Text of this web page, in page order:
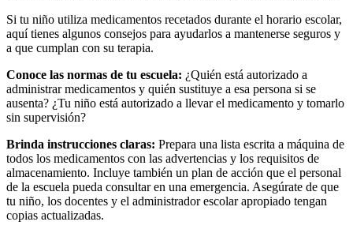
Si tu niño utiliza medicamentos recetados durante el horario escolar,
aquí tienes algunos consejos para ayudarlos a mantenerse seguros y
a que cumplan con su terapia.
Conoce las normas de tu escuela: ¿Quién está autorizado a
administrar medicamentos y quién sustituye a esa persona si se
ausenta? ¿Tu niño está autorizado a llevar el medicamento y tomarlo
sin supervisión?
Brinda instrucciones claras: Prepara una lista escrita a máquina de
todos los medicamentos con las advertencias y los requisitos de
almacenamiento. Incluye también un plan de acción que el personal
de la escuela pueda consultar en una emergencia. Asegúrate de que
tu niño, los docentes y el administrador escolar apropiado tengan
copias actualizadas.